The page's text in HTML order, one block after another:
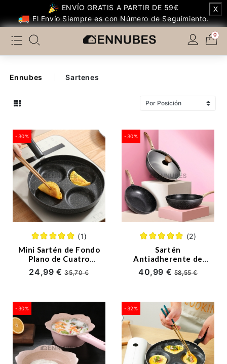
ENVÍO GRATIS A PARTIR DE 59€
El Envío Siempre es con Número de Seguimiento.
X
0
Categoría
Dormitorio
Cocina
Otros de Cocina
Baño
Decoración
Alfombras
Cortinas
Toallas
Sobre
Nosotros
Ennubes Sartenes
-30%
(1)
Mini Sartén de Fondo
Plano de Cuatro
Agujeros Desayono
24,99 €35,70 €
-30%
(2)
Sartén
Antiadherente de
Aleación de Aluminio
32cm
40,99 €58,55 €
-30% -32%